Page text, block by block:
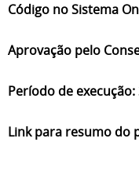
Código no Sistema
Aprovação pelo
Período de execução:
Link para resumo do